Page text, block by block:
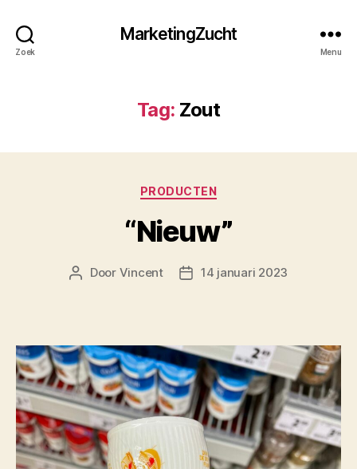
Zoek
MarketingZucht
Menu
Tag: Zout
Categorieën
PRODUCTEN
“Nieuw”
Berichtauteur
Door Vincent Berichtdatum
14 januari 2023